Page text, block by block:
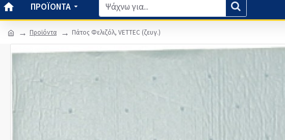
ΠΡΟΪΌΝΤΑ
Προϊόντα Πάτος Φελιζόλ, VETTEC (ζευγ.)